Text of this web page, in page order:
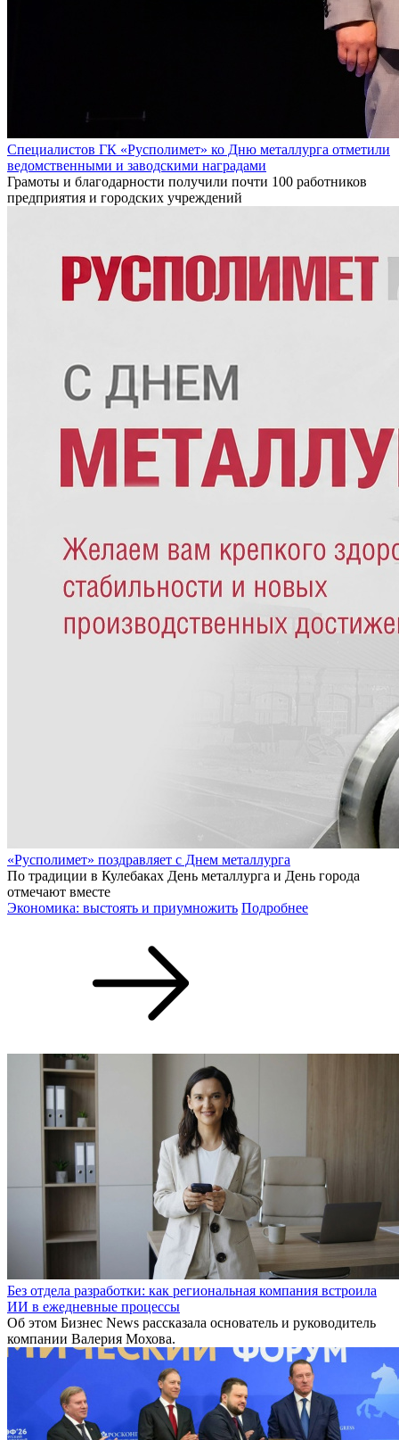
Специалистов ГК «Русполимет» ко Дню металлурга отметили
ведомственными и заводскими наградами
Грамоты и благодарности получили почти 100 работников
предприятия и городских учреждений
«Русполимет» поздравляет с Днем металлурга
По традиции в Кулебаках День металлурга и День города
отмечают вместе
Экономика: выстоять и приумножить Подробнее
Без отдела разработки: как региональная компания встроила
ИИ в ежедневные процессы
Об этом Бизнес News рассказала основатель и руководитель
компании Валерия Мохова.